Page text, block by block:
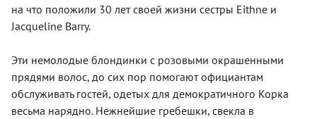
на что положили 30 лет своей жизни сестры Eithne и
Jacqueline Barry.
Эти немолодые блондинки с розовыми окрашенными
прядями волос, до сих пор помогают официантам
обслуживать гостей, одетых для демократичного Корка
весьма нарядно. Нежнейшие гребешки, свекла в